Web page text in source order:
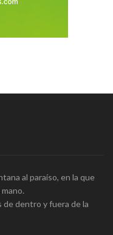
al paraíso, en la que
dentro y fuera de la